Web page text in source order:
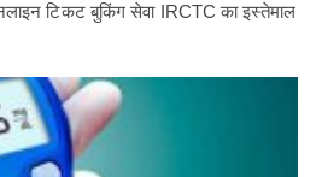
टिकट बुकिंग सेवा IRCTC का इस्तेमाल